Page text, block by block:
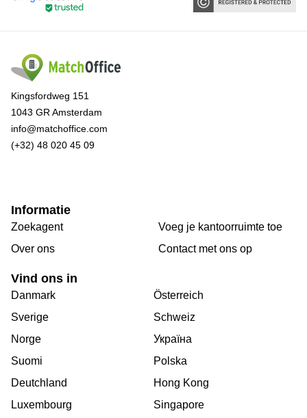
Kingsfordweg 151
1043 GR Amsterdam
info@matchoffice.com
(+32) 48 020 45 09
Informatie
Zoekagent
Over ons
Voeg je kantoorruimte toe
Сontact met ons op
Vind ons in
Danmark
Sverige
Norge
Suomi
Deutchland
Luxembourg
Österreich
Schweiz
Україна
Polska
Hong Kong
Singapore